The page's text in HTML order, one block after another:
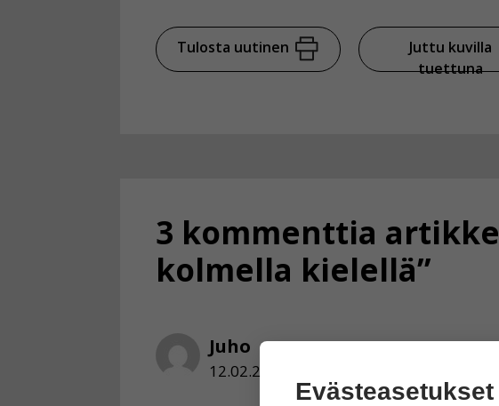
Tulosta uutinen
Juttu kuvilla
tuettuna
3 kommenttia
kolmella kielellä”
Juho
12.02.2019 klo 10:32
Evästeasetukset